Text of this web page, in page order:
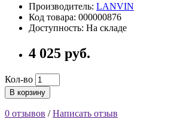
Производитель: LANVIN
Код товара: 000000876
Доступность: На складе
4 025 руб.
Кол-во
В корзину
0 отзывов /Написать отзыв